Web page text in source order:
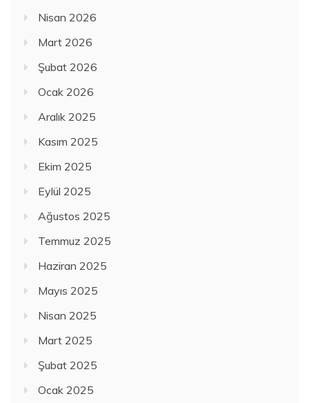
Nisan 2026
Mart 2026
Şubat 2026
Ocak 2026
Aralık 2025
Kasım 2025
Ekim 2025
Eylül 2025
Ağustos 2025
Temmuz 2025
Haziran 2025
Mayıs 2025
Nisan 2025
Mart 2025
Şubat 2025
Ocak 2025